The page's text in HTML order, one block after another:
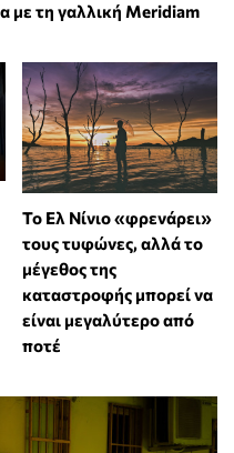
τη γαλλική Meridiam
Το Ελ Νίνιο «φρενάρει»
τους τυφώνες, αλλά το
μέγεθος της
καταστροφής μπορεί να
είναι μεγαλύτερο από
ποτέ